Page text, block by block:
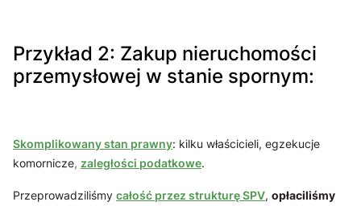
Przykład 2: Zakup nieruchomości
przemysłowej w stanie spornym:
Skomplikowany stan prawny: kilku właścicieli, egzekucje
komornicze, zaległości podatkowe.
Przeprowadziliśmy całość przez strukturę SPV, opłaciliśmy